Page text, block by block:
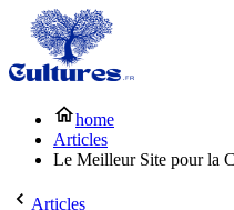
home
Articles
Le Meilleur Site pour la
Articles